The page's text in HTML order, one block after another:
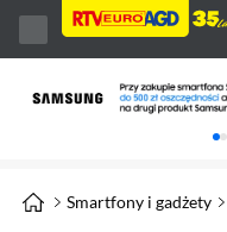
Smartfony i gadżety